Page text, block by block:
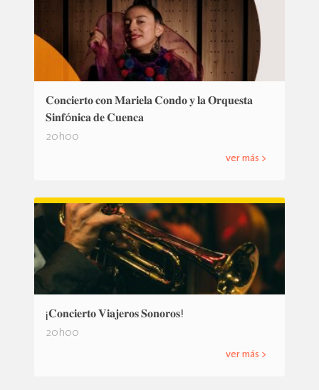
𝐂𝐨𝐧𝐜𝐢𝐞𝐫𝐭𝐨 𝐜𝐨𝐧 𝐌𝐚𝐫𝐢𝐞𝐥𝐚 𝐂𝐨𝐧𝐝𝐨 𝐲 𝐥𝐚 𝐎𝐫𝐪𝐮𝐞𝐬𝐭𝐚
𝐒𝐢𝐧𝐟ó𝐧𝐢𝐜𝐚 𝐝𝐞 𝐂𝐮𝐞𝐧𝐜𝐚
20h00
ver más >
¡𝐂𝐨𝐧𝐜𝐢𝐞𝐫𝐭𝐨 𝐕𝐢𝐚𝐣𝐞𝐫𝐨𝐬 𝐒𝐨𝐧𝐨𝐫𝐨𝐬!
20h00
ver más >